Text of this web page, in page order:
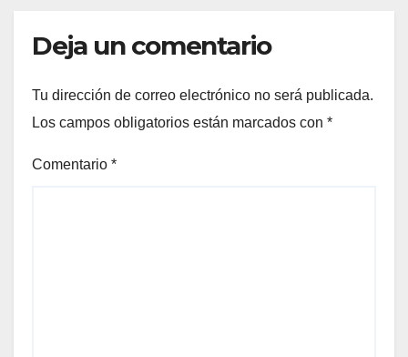
Deja un comentario
Tu dirección de correo electrónico no será publicada.
Los campos obligatorios están marcados con *
Comentario *